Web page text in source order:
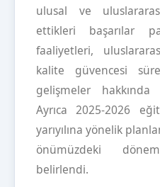
ulusal ve
ettikleri başarılar
faaliyetleri,
kalite güvencesi
gelişmeler hakkında
Ayrıca 2025-2026
yarıyılına yönelik
önümüzdeki
belirlendi.